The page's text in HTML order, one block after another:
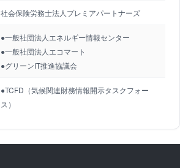
社会保険労務士法人プレミアパートナーズ
●一般社団法人エネルギー情報センター
●一般社団法人エコマート
●グリーンIT推進協議会
●TCFD（気候関連財務情報開示タスクフォー
ス）